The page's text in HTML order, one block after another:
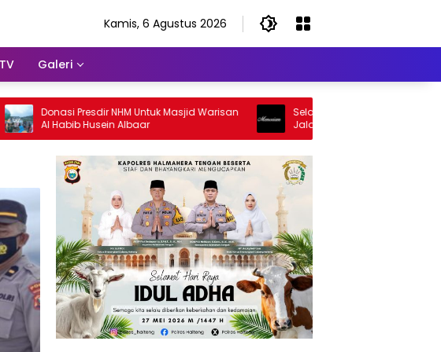
Kamis, 6 Agustus 2026
Galeri
Donasi Presdir NHM Untuk Masjid Warisan
Al Habib Husein Albaar
Selamat Jalan Sang Inspirator,
Jalan Abangku Yuslam Idris